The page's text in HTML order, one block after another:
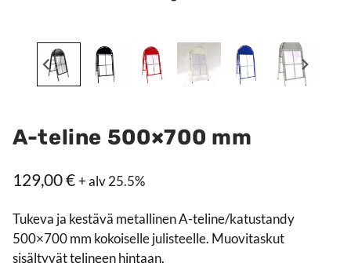
A-teline 500×700 mm
129,00€+ alv 25.5%
Tukeva ja kestävä metallinen A-teline/katustandy
500×700 mm kokoiselle julisteelle. Muovitaskut
sisältyvät telineen hintaan.